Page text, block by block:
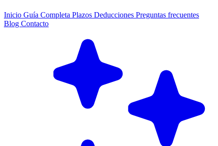
Inicio Guía Completa Plazos Deducciones Preguntas frecuentes
Blog Contacto